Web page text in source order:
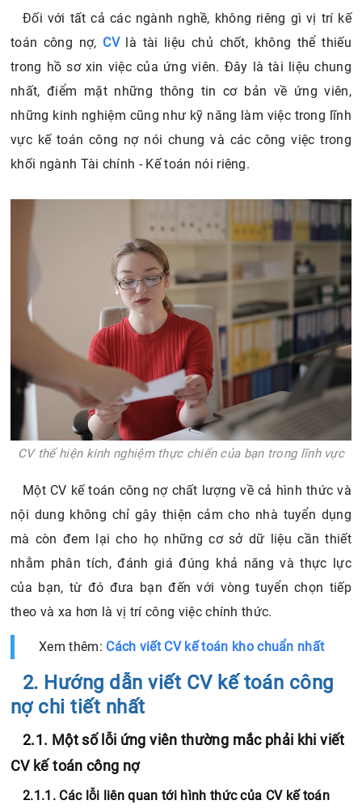
2.2.2. Mục tiêu nghề nghiệp kế toán công nợ
2.2.3. Kinh nghiệm làm việc, trình độ học vấn và kỹ năng
Đối với tất cả các ngành nghề, không riêng gì vị trí kế
toán công nợ, CVlà tài liệu chủ chốt, không thể thiếu
trong hồ sơ xin việc của ứng viên. Đây là tài liệu chung
nhất, điểm mặt những thông tin cơ bản về ứng viên,
những kinh nghiệm cũng như kỹ năng làm việc trong lĩnh
vực kế toán công nợ nói chung và các công việc trong
khối ngành Tài chính - Kế toán nói riêng.
CV thể hiện kinh nghiệm thực chiến của bạn trong lĩnh vực
Một CV kế toán công nợ chất lượng về cả hình thức và
nội dung không chỉ gây thiện cảm cho nhà tuyển dụng
mà còn đem lại cho họ những cơ sở dữ liệu cần thiết
nhằm phân tích, đánh giá đúng khả năng và thực lực
của bạn, từ đó đưa bạn đến với vòng tuyển chọn tiếp
theo và xa hơn là vị trí công việc chính thức.
Xem thêm: Cách viết CV kế toán kho chuẩn nhất
2. Hướng dẫn viết CV kế toán công
nợ chi tiết nhất
2.1. Một số lỗi ứng viên thường mắc phải khi viết
CV kế toán công nợ
2.1.1. Các lỗi liên quan tới hình thức của CV kế toán